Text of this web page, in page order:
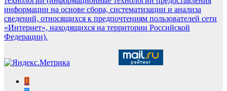
информации на основе сбора, систематизации и анализа
сведений, относящихся к предпочтениям пользователей сети
«Интернет», находящихся на территории Российской
Федерации).